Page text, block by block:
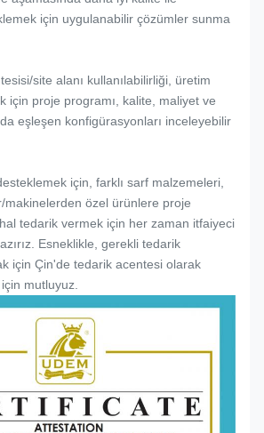
için uygulanabilir çözümler sunma
site alanı kullanılabilirliği, üretim
için proje programı, kalite, maliyet ve
eşleşen konfigürasyonları inceleyebilir
için, farklı sarf malzemeleri,
makinelerden özel ürünlere proje
tedarik vermek için her zaman itfaiyeci
Esneklikle, gerekli tedarik
için Çin'de tedarik acentesi olarak
mutluyuz.